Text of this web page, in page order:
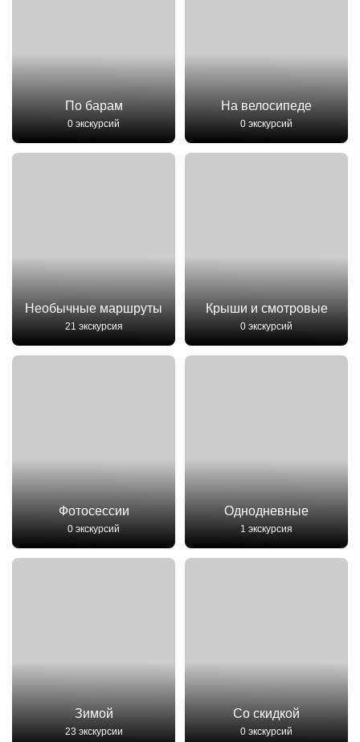
По барам
0 экскурсий
На велосипеде
0 экскурсий
Необычные маршруты
21 экскурсия
Крыши и смотровые
0 экскурсий
Фотосессии
0 экскурсий
Однодневные
1 экскурсия
Зимой
23 экскурсии
Со скидкой
0 экскурсий